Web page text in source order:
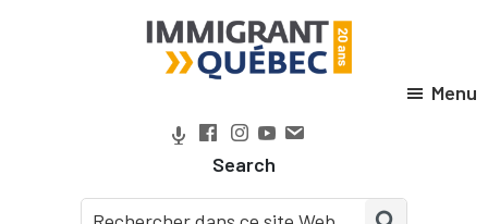
Québec
Search
Menu